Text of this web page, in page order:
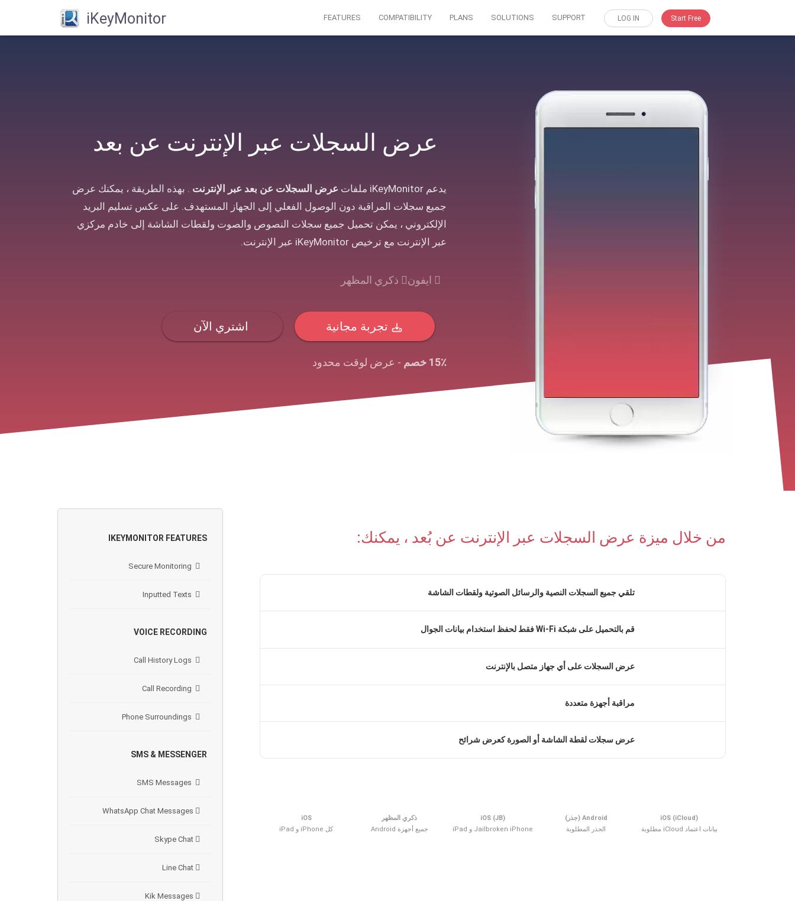
iKeyMonitor FEATURES COMPATIBILITY PLANS SOLUTIONS SUPPORT LOG IN Start Free
عرض السجلات عبر الإنترنت عن بعد
يدعم iKeyMonitor ملفات عرض السجلات عن بعد عبر الإنترنت . بهذه الطريقة ، يمكنك عرض
جميع سجلات المراقبة دون الوصول الفعلي إلى الجهاز المستهدف. على عكس تسليم البريد
الإلكتروني ، يمكن تحميل جميع سجلات النصوص والصوت ولقطات الشاشة إلى خادم مركزي
عبر الإنترنت مع ترخيص iKeyMonitor عبر الإنترنت.
ايفون ذكري المظهر
تجربة مجانية اشتري الآن
15٪ خصم - عرض لوقت محدود
من خلال ميزة عرض السجلات عبر الإنترنت عن بُعد ، يمكنك:
تلقي جميع السجلات النصية والرسائل الصوتية ولقطات الشاشة
قم بالتحميل على شبكة Wi-Fi فقط لحفظ استخدام بيانات الجوال
عرض السجلات على أي جهاز متصل بالإنترنت
مراقبة أجهزة متعددة
عرض سجلات لقطة الشاشة أو الصورة كعرض شرائح
iOS
كل iPhone و iPad
ذكري المظهر
جميع أجهزة Android
iOS (JB)
Jailbroken iPhone و iPad
Android (جذر)
الجذر المطلوبة
iOS (iCloud)
بيانات اعتماد iCloud مطلوبة
IKEYMONITOR FEATURES
VOICE RECORDING
SMS & MESSENGER
WhatsApp Chat Messages
Skype Chat
Line Chat
Kik Messages